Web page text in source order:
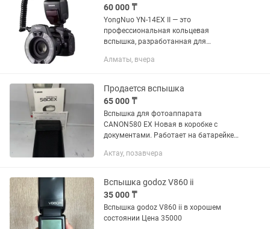
60 000 ₸
YongNuo YN-14EX II — это
профессиональная кольцевая
вспышка, разработанная для
фотографии, обеспечивающая
детализацию снимков. Независимая...
Алматы, вчера
Продается вспышка
65 000 ₸
Вспышка для фотоаппарата
CANON580 EX Новая в коробке с
документами. Работает на батарейке
Актау, позавчера
Вспышка godoz V860 ii
35 000 ₸
Вспышка godoz V860 ii в хорошем
состоянии Цена 35000